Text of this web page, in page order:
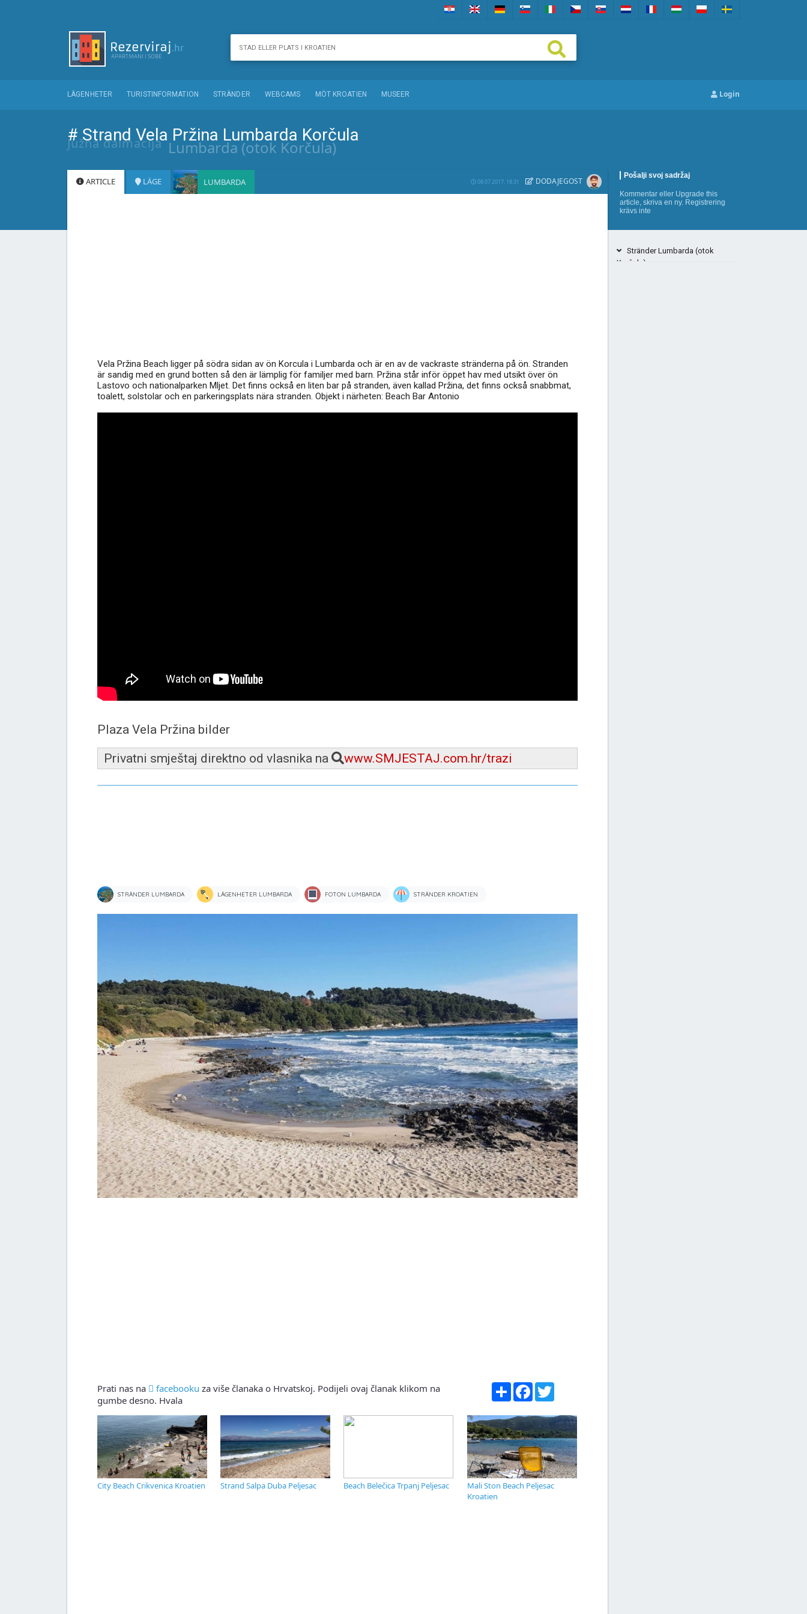
LÄGENHETER TURISTINFORMATION STRÄNDER WEBCAMS MÖT KROATIEN MUSEER Login
# Strand Vela Pržina Lumbarda Korčula
Južna dalmacija Lumbarda (otok Korčula)
Pošalji svoj sadržaj
Kommentar eller Upgrade this
article, skriva en ny. Registrering
krävs inte
ARTICLE LÄGE LUMBARDA 08.07.2017. 18:31 DODAJEGOST
Vela Pržina Beach ligger på södra sidan av ön Korcula i Lumbarda och är en av de vackraste stränderna på ön. Stranden
är sandig med en grund botten så den är lämplig för familjer med barn. Pržina står inför öppet hav med utsikt över ön
Lastovo och nationalparken Mljet. Det finns också en liten bar på stranden, även kallad Pržina, det finns också snabbmat,
toalett, solstolar och en parkeringsplats nära stranden. Objekt i närheten: Beach Bar Antonio
Plaza Vela Pržina bilder
Privatni smještaj direktno od vlasnika na
www.SMJESTAJ.com.hr/trazi
STRÄNDER LUMBARDA LÄGENHETER LUMBARDA FOTON LUMBARDA STRÄNDER KROATIEN
Prati nas na facebooku za više članaka o Hrvatskoj. Podijeli ovaj članak klikom na
gumbe desno. Hvala
Share Facebook
City Beach Crikvenica Kroatien Strand Salpa Duba Peljesac Beach Belečica Trpanj Peljesac
Mali Ston Beach Peljesac
Kroatien
Stränder Lumbarda (otok
Korčula)